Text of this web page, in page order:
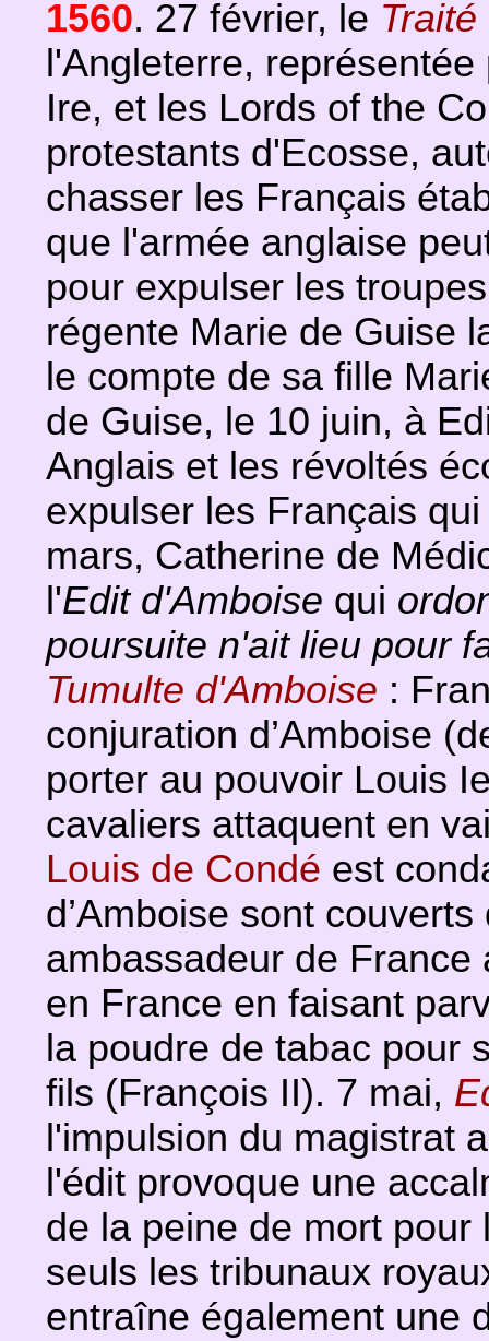
1560. 27 février, le
l'Angleterre,
Ire, et les Lords of the
protestants d'Ecosse,
chasser les Français
que l'armée anglaise
pour expulser les
régente Marie de Guise
le compte de sa fille
de Guise, le 10 juin, à
Anglais et les révoltés
expulser les Français
mars, Catherine de
l'Edit d'Amboise qui
poursuite n'ait lieu pour
Tumulte d'Amboise :
conjuration d’Amboise
porter au pouvoir Louis
cavaliers attaquent en
Louis de Condé est
d’Amboise sont
ambassadeur de
en France en faisant
la poudre de tabac pour
fils (François II). 7 mai,
l'impulsion du magistrat
l'édit provoque une
de la peine de mort pour
seuls les tribunaux
entraîne également une